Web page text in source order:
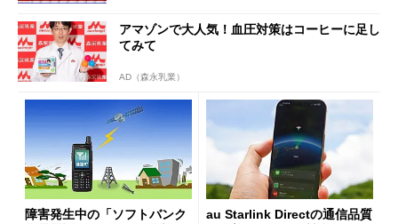
アマゾンで大人気！血圧対策はコーヒーに足し
てみて
AD（森永乳業）
障害発生中の「ソフトバンク
au Starlink Directの通信品質